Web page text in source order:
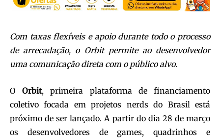
Com taxas flexíveis e apoio durante todo o processo
de arrecadação, o Orbit permite ao desenvolvedor
uma comunicação direta com o público alvo.
OOrbit, primeira plataforma de financiamento
coletivo focada em projetos nerds do Brasil está
próximo de ser lançado. A partir do dia 28 de março
os desenvolvedores de games, quadrinhos e